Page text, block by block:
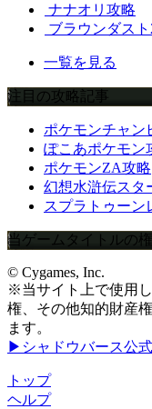
ナナオリ攻略
ブラウンダス
一覧を見る
注目の攻略記事
ポケモンチャン
ぽこあポケモン
ポケモンZA攻略
幻想水滸伝スタ
スプラトゥーン
当ゲームタイトルの
© Cygames, Inc.
※当サイト上で使用
権、その他知的財産
ます。
▶シャドウバース公
トップ
ヘルプ